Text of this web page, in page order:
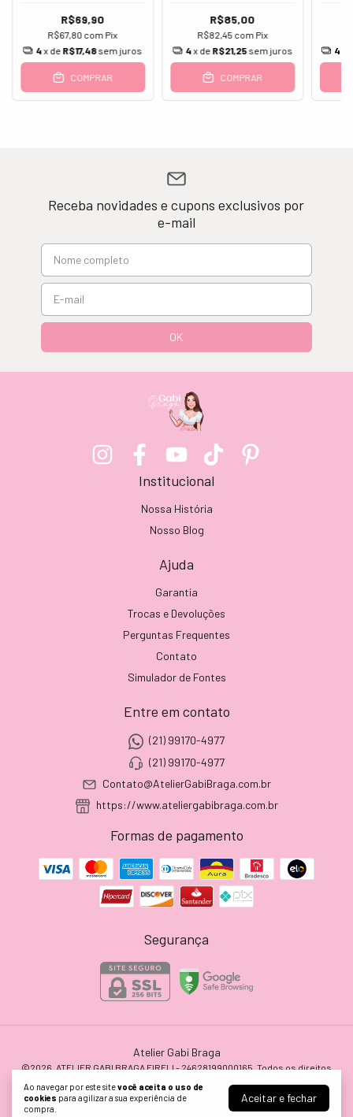
Ao navegar por este sitevocê aceita o uso de
cookies para agilizar a sua experiência de
compra.
Aceitar e fechar
R$69,90
R$67,80 com Pix
4x de R$17,48sem juros
COMPRAR
R$85,00
R$82,45 com Pix
4x de R$21,25sem juros
COMPRAR
4
Receba novidades e cupons exclusivos por
e-mail
Institucional
Nossa História
Nosso Blog
Ajuda
Garantia
Trocas e Devoluções
Perguntas Frequentes
Contato
Simulador de Fontes
Entre em contato
(21) 99170-4977
(21) 99170-4977
Contato@AtelierGabiBraga.com.br
https://www.ateliergabibraga.com.br
Formas de pagamento
Segurança
Atelier Gabi Braga
©2026. ATELIER GABI BRAGA EIRELI - 24628199000165. Todos os direitos